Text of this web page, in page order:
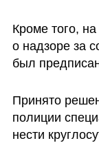
Кроме того,
о надзоре за
был
Принято
полиции
нести